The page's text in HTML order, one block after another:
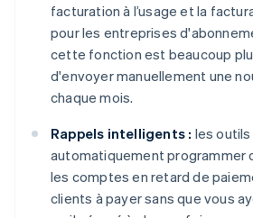
facturation à l’usage et la
pour les entreprises
cette fonction est beaucoup
d'envoyer manuellement une
chaque mois.
Rappels intelligents : les
automatiquement programmer
les comptes en retard de
clients à payer sans que vous